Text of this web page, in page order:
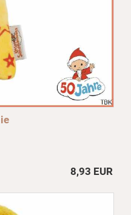
8,93 EUR